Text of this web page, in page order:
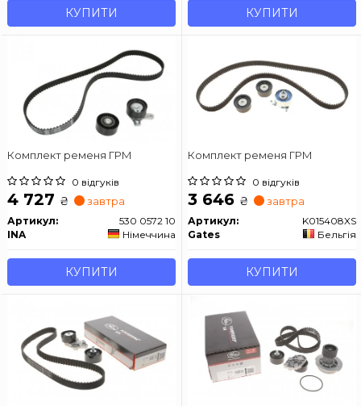
КУПИТИ КУПИТИ
Комплект ременя ГРМ
0 відгуків
4 727 ₴ завтра
Артикул:
530 0572 10
INA
Німеччина
КУПИТИ
Комплект ременя ГРМ
0 відгуків
3 646 ₴ завтра
Артикул:
K015408XS
Gates
Бельгія
КУПИТИ